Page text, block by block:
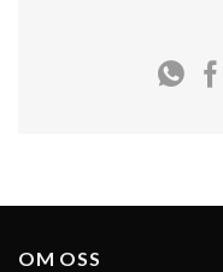
OM OSS